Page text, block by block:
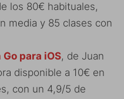
los 80€ habituales,
media y 85 clases con
para iOS, de Juan
disponible a 10€ en
con un 4,9/5 de